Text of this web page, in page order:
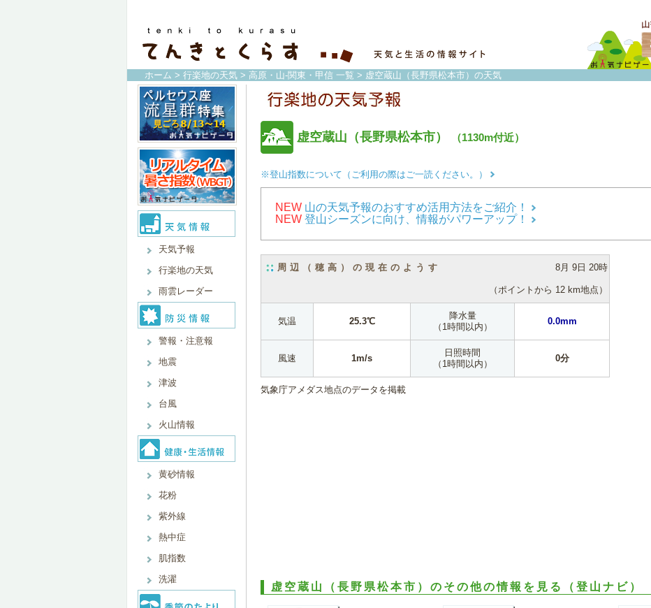
ホーム > 行楽地の天気 > 高原・山-関東・甲信 一覧 > 虚空蔵山（長野県松本市）の天気
天気予報
行楽地の天気
雨雲レーダー
警報・注意報
地震
津波
台風
火山情報
黄砂情報
花粉
紫外線
熱中症
肌指数
洗濯
虚空蔵山（長野県松本市） （1130m付近）
※登山指数について（ご利用の際はご一読ください。）
NEW 山の天気予報のおすすめ活用方法をご紹介！
NEW 登山シーズンに向け、情報がパワーアップ！
周辺（穂高）の現在のようす 8月 9日 20時
（ポイントから 12 km地点）
気温 25.3℃
降水量
（1時間以内）
0.0mm
風速 1m/s
日照時間
（1時間以内）
0分
気象庁アメダス地点のデータを掲載
虚空蔵山（長野県松本市）のその他の情報を見る（登山ナビ）